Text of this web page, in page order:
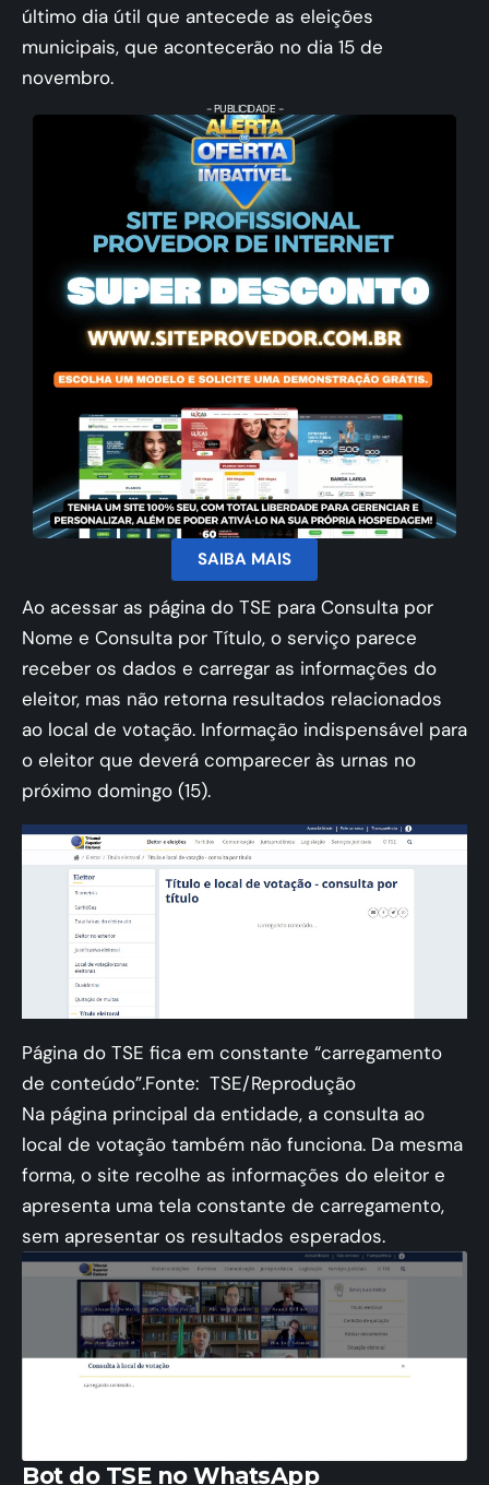
último dia útil que antecede as eleições
municipais, que acontecerão no dia 15 de
novembro.
- PUBLICIDADE -
SAIBA MAIS
Ao acessar as página do TSE para Consulta por
Nome e Consulta por Título, o serviço parece
receber os dados e carregar as informações do
eleitor, mas não retorna resultados relacionados
ao local de votação. Informação indispensável para
o eleitor que deverá comparecer às urnas no
próximo domingo (15).
Página do TSE fica em constante “carregamento
de conteúdo”.Fonte: TSE/Reprodução
Na página principal da entidade, a consulta ao
local de votação também não funciona. Da mesma
forma, o site recolhe as informações do eleitor e
apresenta uma tela constante de carregamento,
sem apresentar os resultados esperados.
Bot do TSE no WhatsApp